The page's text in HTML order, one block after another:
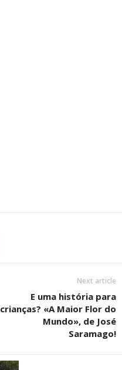
Next article
E uma história para
crianças? «A Maior Flor do
Mundo», de José
Saramago!